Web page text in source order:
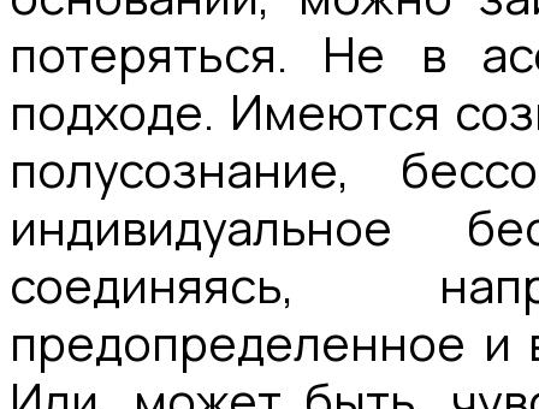
потеряться. Не в
подходе. Имеются
полусознание,
индивидуальное
соединяясь,
предопределенное и